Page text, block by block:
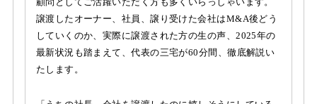
譲渡したオーナー、社員、譲り受けた会社はM&A後どう
していくのか、実際に譲渡された方の生の声、2025年の
最新状況も踏まえて、代表の三宅が60分間、徹底解説い
たします。